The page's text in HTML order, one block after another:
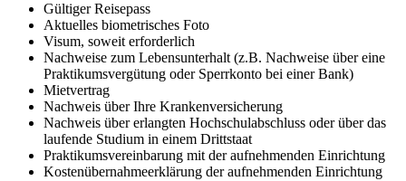
Gültiger Reisepass
Aktuelles biometrisches Foto
Visum, soweit erforderlich
Nachweise zum Lebensunterhalt (z.B. Nachweise über eine
Praktikumsvergütung oder Sperrkonto bei einer Bank)
Mietvertrag
Nachweis über Ihre Krankenversicherung
Nachweis über erlangten Hochschulabschluss oder über das
laufende Studium in einem Drittstaat
Praktikumsvereinbarung mit der aufnehmenden Einrichtung
Kostenübernahmeerklärung der aufnehmenden Einrichtung